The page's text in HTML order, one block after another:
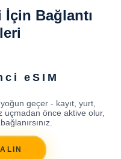
Bağlantı
eSIM
geçer - kayıt, yurt,
uçmadan önce aktive olur,